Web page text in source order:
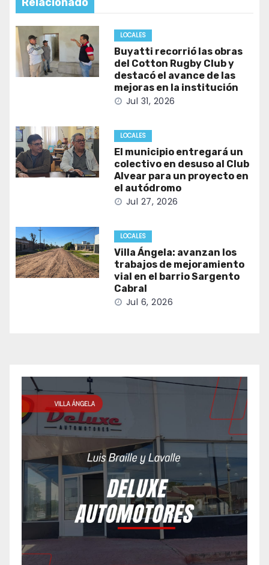
LOCALES
Buyatti recorrió las obras
del Cotton Rugby Club y
destacó el avance de las
mejoras en la institución
Jul 31, 2026
LOCALES
El municipio entregará un
colectivo en desuso al Club
Alvear para un proyecto en
el autódromo
Jul 27, 2026
LOCALES
Villa Ángela: avanzan los
trabajos de mejoramiento
vial en el barrio Sargento
Cabral
Jul 6, 2026